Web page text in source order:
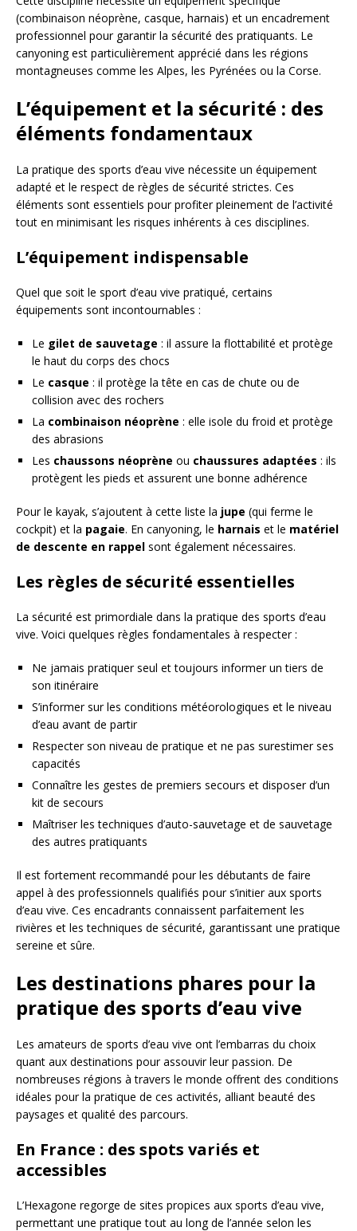
(combinaison néoprène, casque, harnais) et un encadrement
professionnel pour garantir la sécurité des pratiquants. Le
canyoning est particulièrement apprécié dans les régions
montagneuses comme les Alpes, les Pyrénées ou la Corse.
L’équipement et la sécurité : des
éléments fondamentaux
La pratique des sports d’eau vive nécessite un équipement
adapté et le respect de règles de sécurité strictes. Ces
éléments sont essentiels pour profiter pleinement de l’activité
tout en minimisant les risques inhérents à ces disciplines.
L’équipement indispensable
Quel que soit le sport d’eau vive pratiqué, certains
équipements sont incontournables :
Le gilet de sauvetage : il assure la flottabilité et protège
le haut du corps des chocs
Le casque : il protège la tête en cas de chute ou de
collision avec des rochers
La combinaison néoprène : elle isole du froid et protège
des abrasions
Les chaussons néoprène ou chaussures adaptées : ils
protègent les pieds et assurent une bonne adhérence
Pour le kayak, s’ajoutent à cette liste la jupe (qui ferme le
cockpit) et la pagaie. En canyoning, le harnais et le matériel
de descente en rappel sont également nécessaires.
Les règles de sécurité essentielles
La sécurité est primordiale dans la pratique des sports d’eau
vive. Voici quelques règles fondamentales à respecter :
Ne jamais pratiquer seul et toujours informer un tiers de
son itinéraire
S’informer sur les conditions météorologiques et le niveau
d’eau avant de partir
Respecter son niveau de pratique et ne pas surestimer ses
capacités
Connaître les gestes de premiers secours et disposer d’un
kit de secours
Maîtriser les techniques d’auto-sauvetage et de sauvetage
des autres pratiquants
Il est fortement recommandé pour les débutants de faire
appel à des professionnels qualifiés pour s’initier aux sports
d’eau vive. Ces encadrants connaissent parfaitement les
rivières et les techniques de sécurité, garantissant une pratique
sereine et sûre.
Les destinations phares pour la
pratique des sports d’eau vive
Les amateurs de sports d’eau vive ont l’embarras du choix
quant aux destinations pour assouvir leur passion. De
nombreuses régions à travers le monde offrent des conditions
idéales pour la pratique de ces activités, alliant beauté des
paysages et qualité des parcours.
En France : des spots variés et
accessibles
L’Hexagone regorge de sites propices aux sports d’eau vive,
permettant une pratique tout au long de l’année selon les